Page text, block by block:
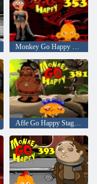
Monkey Go Happy Stage 353
Affe Go Happy Stage 381